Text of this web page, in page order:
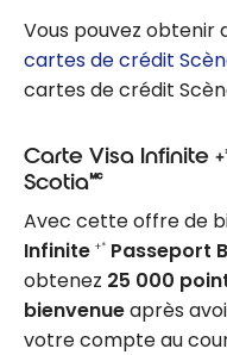
Vous pouvez obtenir
cartes de crédit
cartes de crédit
Carte Visa Infinite
Scotia🅪
Avec cette offre de
Infinite +* Passeport
obtenez 25 000
bienvenueaprès
votre compte au